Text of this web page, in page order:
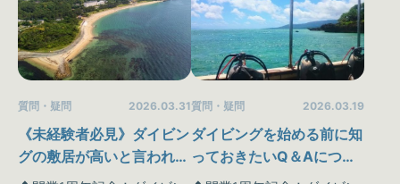
は決まっておりますか？ダ
イビング…
た💦申し訳ございません
m(__)m先週末は鳥取県に行
っておりま…
質問・疑問 2026.03.31
《未経験者必見》ダイビン
グの敷居が高いと言われる
理由３選とはなに？
質問・疑問 2026.03.19
ダイビングを始める前に知
っておきたいQ＆Aについ
て書いてみました🖊